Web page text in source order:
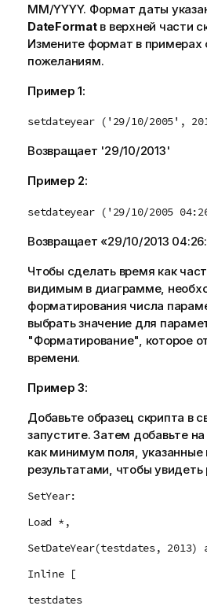
ММ/YYYY. Формат даты
DateFormatв верхней части
Измените формат в примерах
пожеланиям.
Пример 1:
setdateyear ('29/10/2005',
Возвращает '29/10/2013'
Пример 2:
setdateyear ('29/10/2005
Возвращает «29/10/2013
Чтобы сделать время как
видимым в диаграмме,
форматирования числа
выбрать значение для
"Форматирование", которое
времени.
Пример 3:
Добавьте образец скрипта в
запустите. Затем добавьте
как минимум поля, указанные
результатами, чтобы увидеть
SetYear:
Load *,
SetDateYear(testdates, 2013)
Inline [
testdates